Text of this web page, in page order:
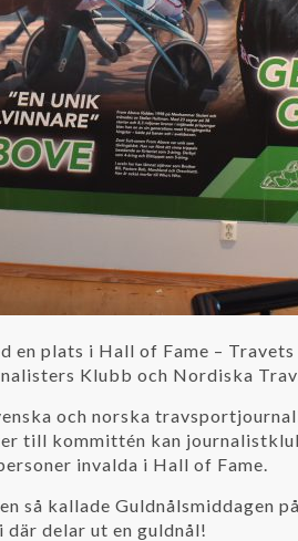
en plats i Hall of Fame –
Klubb och Nordiska
och norska
till kommittén kan
invalda i Hall of Fame.
så kallade Guldnålsmiddagen
delar ut en guldnål!